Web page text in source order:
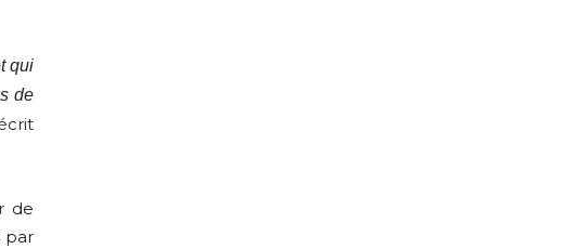
qui
de
de
par